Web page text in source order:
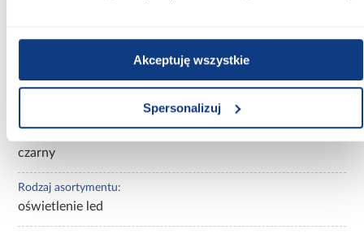
Akceptuję wszystkie
Spersonalizuj
Wysokość [cm]:
czarny
Rodzaj asortymentu:
oświetlenie led